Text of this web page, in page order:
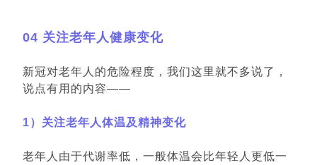
04 关注老年人健康变化
新冠对老年人的危险程度，我们这里就不多说了，
说点有用的内容——
1）关注老年人体温及精神变化
老年人由于代谢率低，一般体温会比年轻人更低一